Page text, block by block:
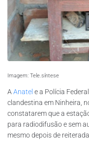
Imagem: Tele.síntese
A Anatel e a Polícia
clandestina em Ninheira,
constatarem que a
para radiodifusão e sem
mesmo depois de